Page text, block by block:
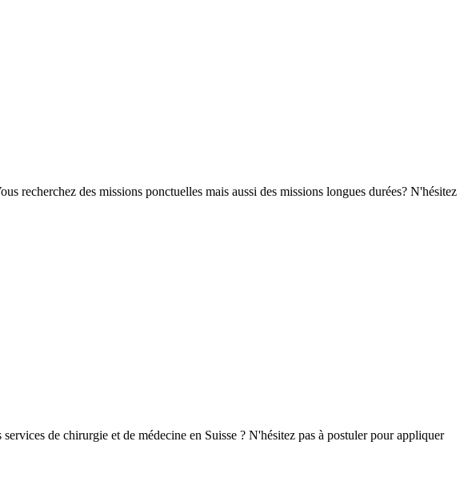
recherchez des missions ponctuelles mais aussi des missions longues durées? N'hésitez
de chirurgie et de médecine en Suisse ? N'hésitez pas à postuler pour appliquer